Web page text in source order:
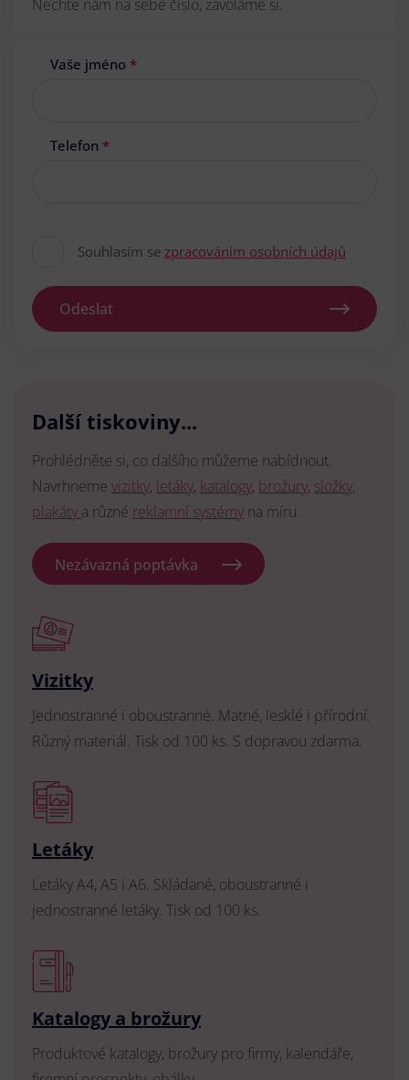
Nechte nám na sebe číslo, zavoláme si.
Vaše jméno *
Telefon *
Souhlasím se zpracováním osobních údajů
Odeslat
Další tiskoviny...
Prohlédněte si, co dalšího můžeme nabídnout.
Navrhneme vizitky, letáky, katalogy, brožury, složky,
plakáty a různé reklamní systémy na míru.
Nezávazná poptávka
Vizitky
Jednostranné i oboustranné. Matné, lesklé i přírodní.
Různý materiál. Tisk od 100 ks. S dopravou zdarma.
Letáky
Letáky A4, A5 i A6. Skládané, oboustranné i
jednostranné letáky. Tisk od 100 ks.
Katalogy a brožury
Produktové katalogy, brožury pro firmy, kalendáře,